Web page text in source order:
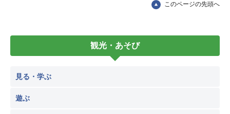
このページの先頭へ
観光・あそび
見る・学ぶ
遊ぶ